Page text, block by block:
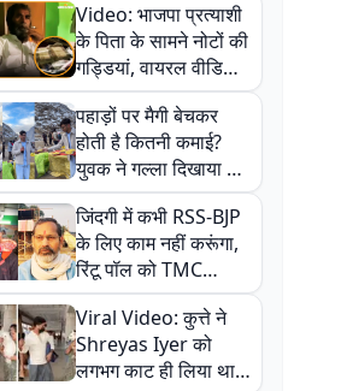
Video: भाजपा प्रत्याशी
के पिता के सामने नोटों की
गड्डियां, वायरल वीडियो
से राजनीति में उबाल,
अजित महतो बोले- TMC
की गंदी चाल
पहाड़ों पर मैगी बेचकर
होती है कितनी कमाई?
युवक ने गल्ला दिखाया तो
नौकरी वालों के खड़े हो गए
कान
जिंदगी में कभी RSS-BJP
के लिए काम नहीं करूंगा,
रिंटू पॉल को TMC
ऑफिस में ले जाकर पीटा,
Video वायरल
Viral Video: कुत्ते ने
Shreyas Iyer को
लगभग काट ही लिया था,